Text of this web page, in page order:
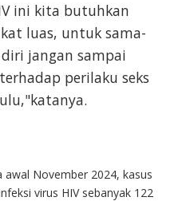
ini kita butuhkan
luas, untuk sama-
jangan sampai
perilaku seks
awal November 2024, kasus
virus HIV sebanyak 122